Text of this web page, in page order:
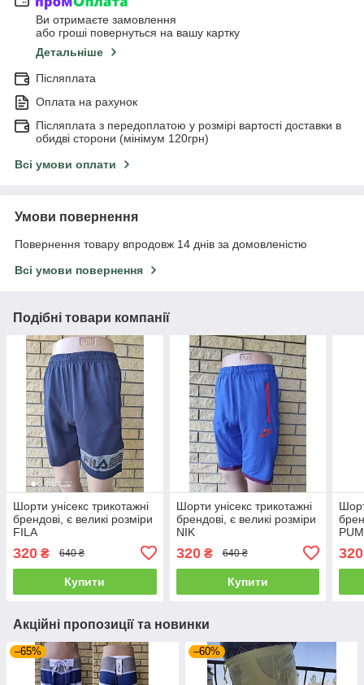
Ви отримаєте замовлення
або гроші повернуться на вашу картку
Детальніше
Післяплата
Оплата на рахунок
Післяплата з передоплатою у розмірі вартості доставки в
обидві сторони (мінімум 120грн)
Всі умови оплати
Умови повернення
Повернення товару впродовж 14 днів за домовленістю
Всі умови повернення
Подібні товари компанії
Шорти унісекс трикотажні
брендові, є великі розміри
FILA
320 ₴ 640 ₴
Купити
Шорти унісекс трикотажні
брендові, є великі розміри
NIK
320₴ 640 ₴
Купити
320
Акційні пропозиції та новинки
–65% –60%